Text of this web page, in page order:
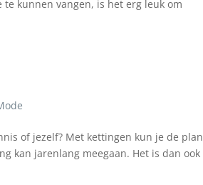
kunnen vangen, is het erg leuk om
of jezelf? Met kettingen kun je de
kan jarenlang meegaan. Het is dan ook